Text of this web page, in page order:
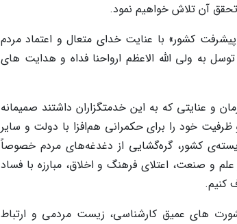
آن تلاش خواهیم نمود.
کشور» با عنایت خدای متعال و اعتماد مردم
به ولی الله الاعظم ارواحنا فداه و هدایت های
و عنایتی که به این خدمتگزاران داشتند صمیمانه
ظرفیت خود را برای حکمرانی هم‌افزا با دولت و سایر
کشور، گره‌گشایی از دغدغه‌های مردم خصوصاً
و صنعت، اعتلای فرهنگ و اخلاق، مبارزه با فساد
کنیم.
های عمیق کارشناسی، زیست‌ مردمی و ارتباط